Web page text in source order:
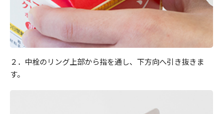
２．中栓のリング上部から指を通し、下方向へ引き抜きま
す。